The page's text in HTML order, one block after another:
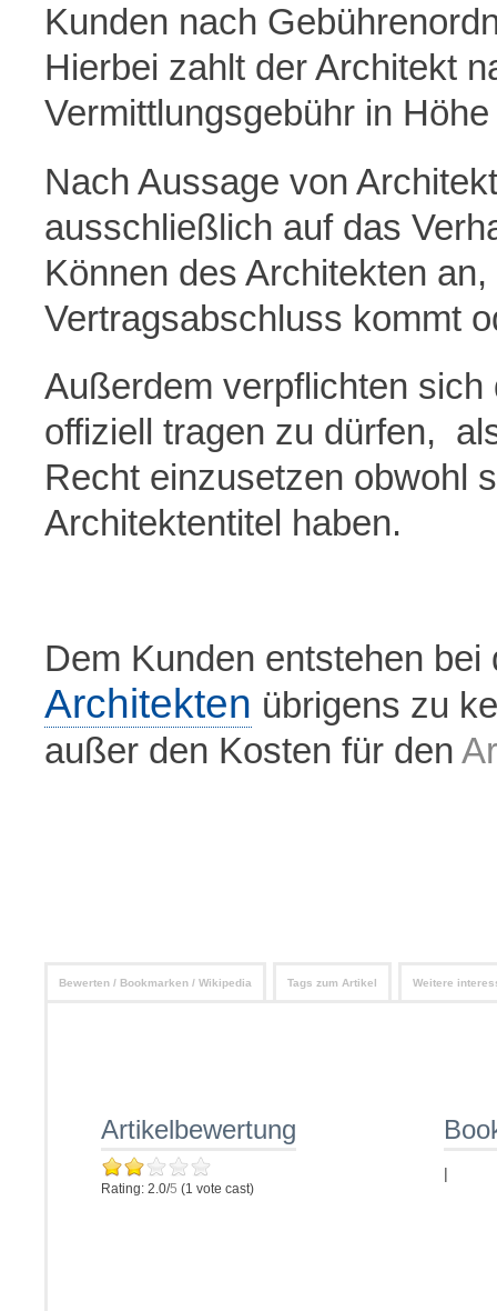
Kunden nach
Hierbei zahlt der Architekt
Vermittlungsgebühr in
Nach Aussage von
ausschließlich auf das
Können des Architekten
Vertragsabschluss kommt
Außerdem verpflichten
offiziell tragen zu dürfen,
Recht einzusetzen obwohl
Architektentitel haben.
Dem Kunden entstehen
Architekten übrigens zu
außer den Kosten für den
Bewerten / Bookmarken / Wikipedia Tags zum Artikel Weitere
Artikelbewertung
Rating: 2.0/5 (1 vote cast)
|